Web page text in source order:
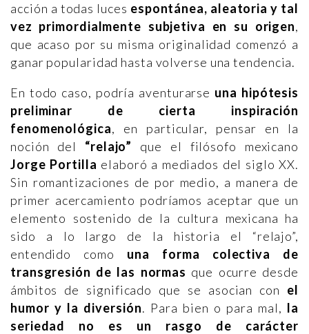
acción a todas luces espontánea, aleatoria y tal
vez primordialmente subjetiva en su origen,
que acaso por su misma originalidad comenzó a
ganar popularidad hasta volverse una tendencia.
En todo caso, podría aventurarse una hipótesis
preliminar de cierta inspiración
fenomenológica, en particular, pensar en la
noción del
“relajo”
que el filósofo mexicano
Jorge Portilla elaboró a mediados del siglo XX.
Sin romantizaciones de por medio, a manera de
primer acercamiento podríamos aceptar que un
elemento sostenido de la cultura mexicana ha
sido a lo largo de la historia el “relajo”,
entendido como una forma colectiva de
transgresión de las normas que ocurre desde
ámbitos de significado que se asocian con el
humor y la diversión. Para bien o para mal, la
seriedad no es un rasgo de carácter